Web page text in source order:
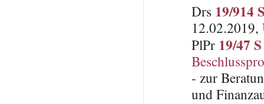
Drs 19/914
12.02.2019,
PlPr 19/47 S
- zur
und